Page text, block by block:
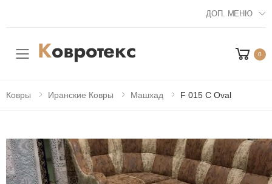
ДОП. МЕНЮ
Мобильное меню 0
Ковры Иранские Ковры Машхад F 015 C Oval